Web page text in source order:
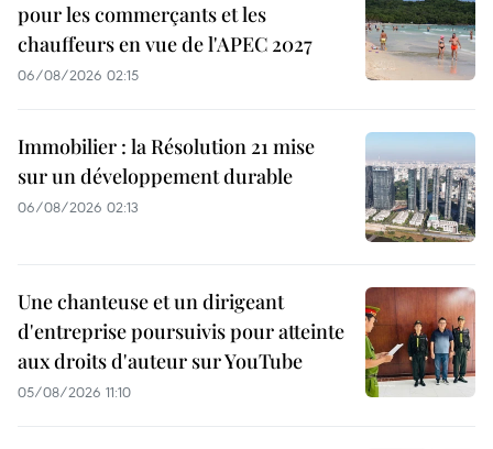
pour les commerçants et les
chauffeurs en vue de l'APEC 2027
06/08/2026 02:15
Immobilier : la Résolution 21 mise
sur un développement durable
06/08/2026 02:13
Une chanteuse et un dirigeant
d'entreprise poursuivis pour atteinte
aux droits d'auteur sur YouTube
05/08/2026 11:10